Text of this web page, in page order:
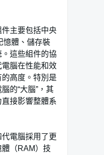
主要包括中央
憶體、儲存裝
這些組件的協
電腦在性能和效
高度。特別是
的“大腦”，其
接影響整體系
電腦採用了更
（RAM）技